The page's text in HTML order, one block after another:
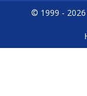
© 1999 - 2026